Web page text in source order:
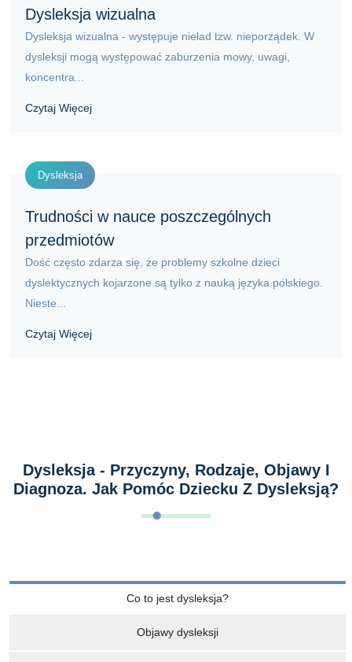
Dysleksja wizualna
Dysleksja wizualna - występuje nieład tzw. nieporządek. W
dysleksji mogą występować zaburzenia mowy, uwagi,
koncentra...
Czytaj Więcej
Dysleksja
Trudności w nauce poszczególnych
przedmiotów
Dość często zdarza się, że problemy szkolne dzieci
dyslektycznych kojarzone są tylko z nauką języka polskiego.
Nieste...
Czytaj Więcej
Dysleksja - Przyczyny, Rodzaje, Objawy I
Diagnoza. Jak Pomóc Dziecku Z Dysleksją?
Co to jest dysleksja?
Objawy dysleksji